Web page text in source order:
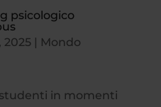
psicologico
2025 | Mondo
in momenti